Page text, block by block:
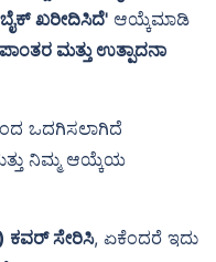
ಖರೀದಿಸಿದೆ' ಆಯ್ಕೆಮಾಡಿ
ಮತ್ತು ಉತ್ಪಾದನಾ
ಒದಗಿಸಲಾಗಿದೆ
ನಿಮ್ಮ ಆಯ್ಕೆಯ
ಕವರ್ ಸೇರಿಸಿ, ಏಕೆಂದರೆ ಇದು